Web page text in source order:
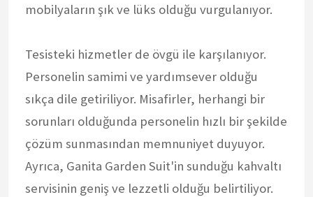
mobilyaların şık ve lüks olduğu vurgulanıyor.
Tesisteki hizmetler de övgü ile karşılanıyor.
Personelin samimi ve yardımsever olduğu
sıkça dile getiriliyor. Misafirler, herhangi bir
sorunları olduğunda personelin hızlı bir şekilde
çözüm sunmasından memnuniyet duyuyor.
Ayrıca, Ganita Garden Suit'in sunduğu kahvaltı
servisinin geniş ve lezzetli olduğu belirtiliyor.